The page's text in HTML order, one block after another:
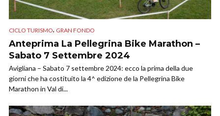
CICLO TURISMO, GRAN FONDO
Anteprima La Pellegrina Bike Marathon –
Sabato 7 Settembre 2024
Avigliana – Sabato 7 settembre 2024: ecco la prima della due
giorni che ha costituito la 4^ edizione de la Pellegrina Bike
Marathon in Val di...